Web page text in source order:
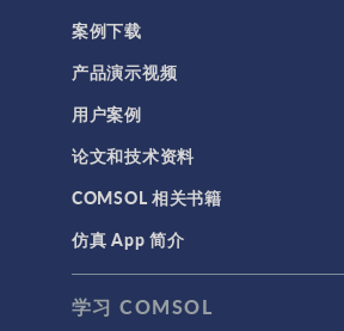
案例下载
产品演示视频
用户案例
论文和技术资料
COMSOL 相关书籍
仿真 App 简介
学习 COMSOL